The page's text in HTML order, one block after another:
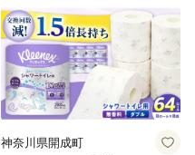
神奈川県開成町